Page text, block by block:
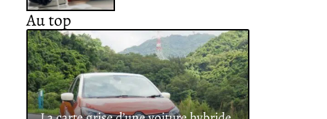
Au top